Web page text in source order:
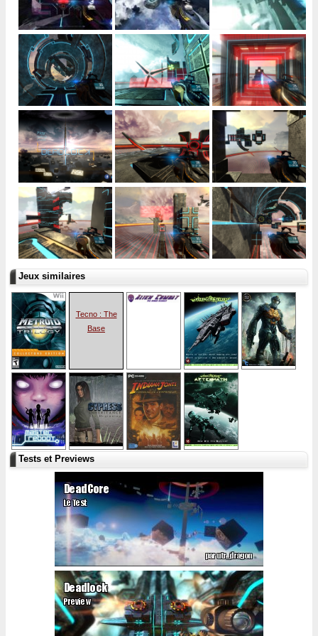
Jeux similaires
Tecno : The
Base
Tests et Previews